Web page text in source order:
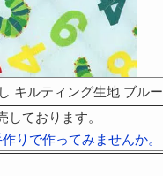
キルティング生地 ブルー
ております。
りで作ってみませんか。